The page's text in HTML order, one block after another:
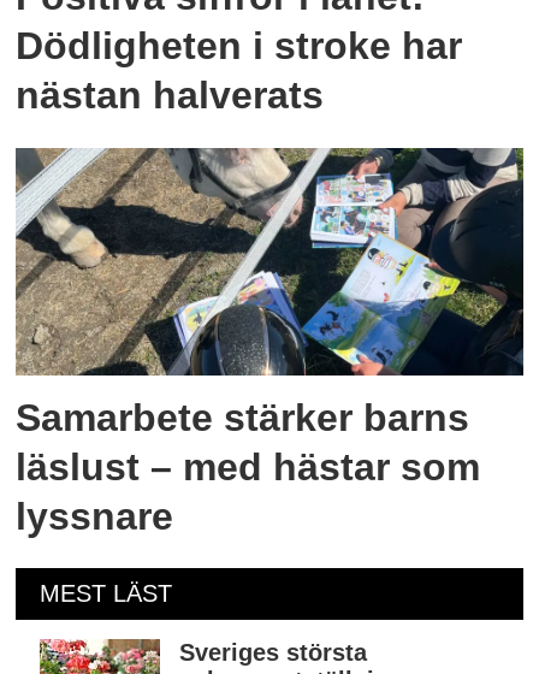
Dödligheten i stroke har
nästan halverats
Samarbete stärker barns
läslust – med hästar som
lyssnare
MEST LÄST
Sveriges största